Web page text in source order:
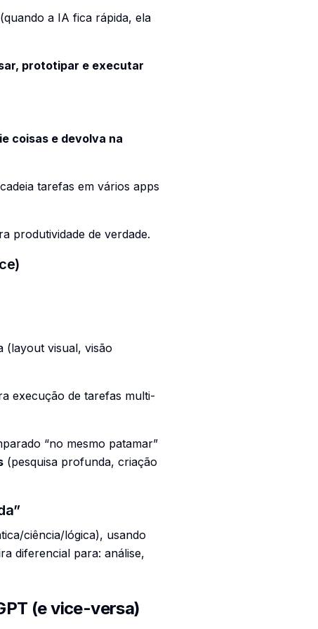
(quando a IA fica rápida, ela
prototipar e executar
coisas e devolva na
tarefas em vários apps
produtividade de verdade.
(layout visual, visão
execução de tarefas multi-
“no mesmo patamar”
(pesquisa profunda, criação
ciência/lógica), usando
diferencial para: análise,
(e vice-versa)